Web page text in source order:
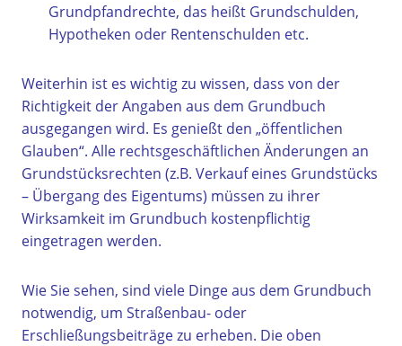
Grundpfandrechte, das heißt Grundschulden,
Hypotheken oder Rentenschulden etc.
Weiterhin ist es wichtig zu wissen, dass von der
Richtigkeit der Angaben aus dem Grundbuch
ausgegangen wird. Es genießt den „öffentlichen
Glauben“. Alle rechtsgeschäftlichen Änderungen an
Grundstücksrechten (z.B. Verkauf eines Grundstücks
– Übergang des Eigentums) müssen zu ihrer
Wirksamkeit im Grundbuch kostenpflichtig
eingetragen werden.
Wie Sie sehen, sind viele Dinge aus dem Grundbuch
notwendig, um Straßenbau- oder
Erschließungsbeiträge zu erheben. Die oben